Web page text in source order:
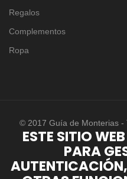
Regalos
Complementos
Ropa
© 2017 Guía de Monterias -
ESTE SITIO
PARA